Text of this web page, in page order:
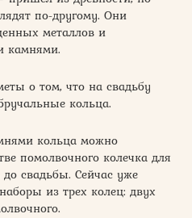
по-другому. Они
металлов и
камнями.
о том, что на свадьбу
кольца.
кольца можно
помолвочного колечка для
свадьбы. Сейчас уже
из трех колец: двух